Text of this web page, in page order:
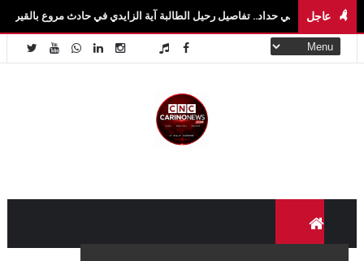
عاجل
في حداد.. تفاصيل رحيل الطالبة آية الزايدي في حادث مروع بالقيروان فاجعة تهزّ سيدي